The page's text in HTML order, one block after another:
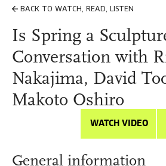
BACK TO WATCH, READ, LISTEN
Is Spring a
Conversation with
Nakajima, David
Makoto Oshiro
WATCH VIDEO
General information